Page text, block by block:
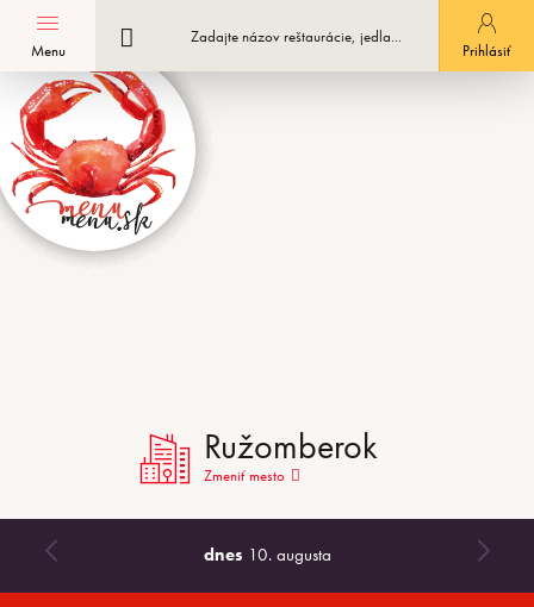
Registrácia podniku Prihlásiť
Ružomberok
Zmeniť mesto
Menu
dnes 10. augusta